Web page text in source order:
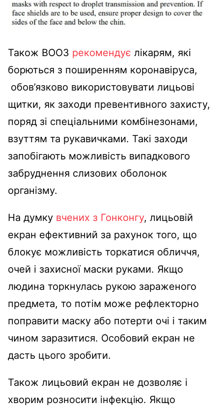
Також ВООЗ рекомендує лікарям, які
борються з поширенням коронавіруса,
обов’язково використовувати лицьові
щитки, як заходи превентивного захисту,
поряд зі спеціальними комбінезонами,
взуттям та рукавичками. Такі заходи
запобігають можливість випадкового
забруднення слизових оболонок
організму.
На думку вчених з Гонконгу, лицьовій
екран ефективний за рахунок того, що
блокує можливість торкатися обличчя,
очей і захисної маски руками. Якщо
людина торкнулась рукою зараженого
предмета, то потім може рефлекторно
поправити маску або потерти очі і таким
чином заразитися. Особовий екран не
дасть цього зробити.
Також лицьовий екран не дозволяє і
хворим розносити інфекцію. Якщо